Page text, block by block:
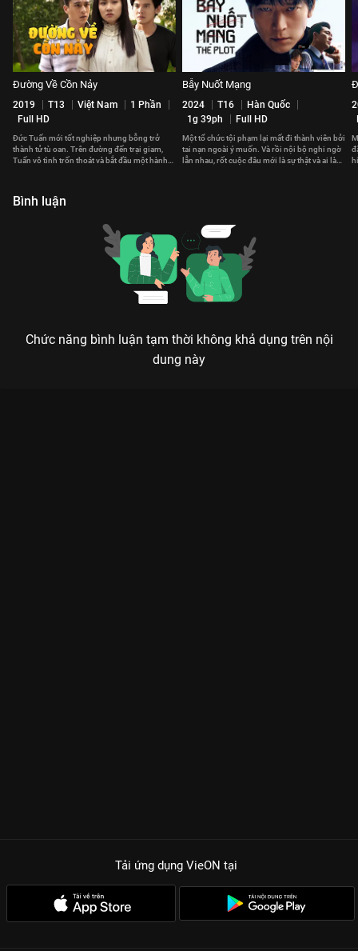
Đường Về Cồn Nảy
2019 T13 Việt Nam
1 Phần
Full HD
Đức Tuấn mới tốt nghiệp nhưng bỗng trở
thành tử tù oan. Trên đường đến trại giam,
Tuấn vô tình trốn thoát và bắt đầu một hành
Bẫy Nuốt Mạng
2024 T16
Hàn Quốc
1g 39ph
Full HD
Một tổ chức tội phạm lại mất đi thành viên bởi
tai nạn ngoài ý muốn. Và rồi nội bộ nghi ngờ
lẫn nhau, rốt cuộc đâu mới là sự thật và ai là
Bình luận
Chức năng bình luận tạm thời không khả dụng trên nội
dung này
Tải ứng dụng VieON tại